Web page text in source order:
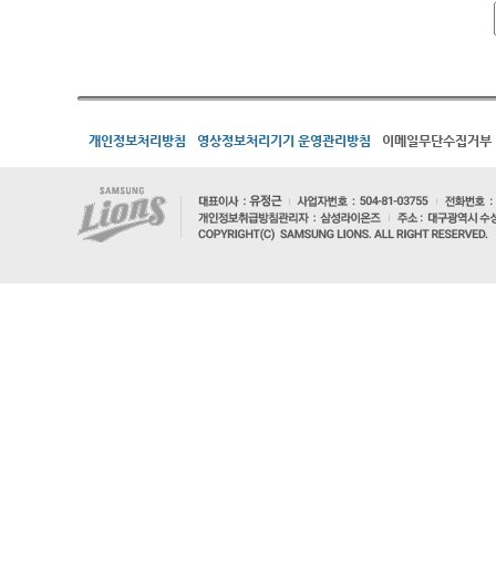
개인정보처리방침 영상정보처리기기 운영관리방침 이메일무단수집거부